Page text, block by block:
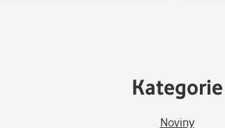
Kategorie
Noviny